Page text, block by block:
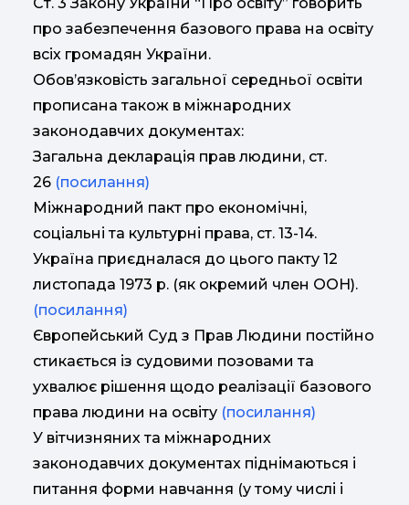
про забезпечення базового права на освіту
всіх громадян України.
Обов’язковість загальної середньої освіти
прописана також в міжнародних
законодавчих документах:
Загальна декларація прав людини, ст.
26 (посилання)
Міжнародний пакт про економічні,
соціальні та культурні права, ст. 13-14.
Україна приєдналася до цього пакту 12
листопада 1973 р. (як окремий член ООН).
(посилання)
Європейський Суд з Прав Людини постійно
стикається із судовими позовами та
ухвалює рішення щодо реалізації базового
права людини на освіту (посилання)
У вітчизняних та міжнародних
законодавчих документах піднімаються і
питання форми навчання (у тому числі і